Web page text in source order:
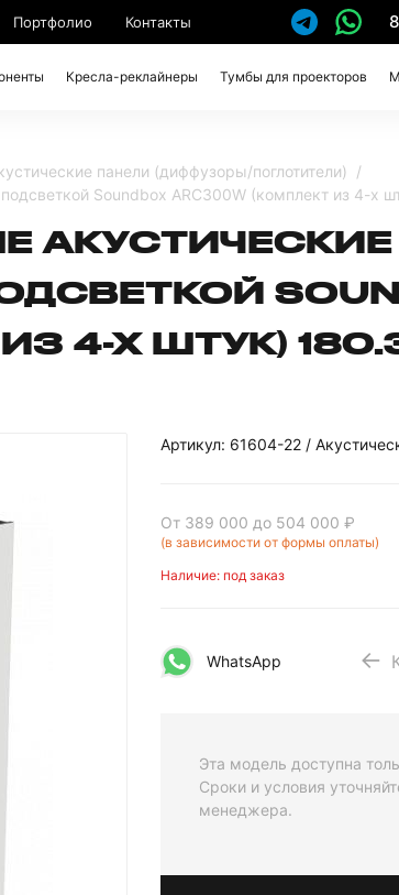
Портфолио Контакты
Кресла-реклайнеры Тумбы для проекторов
панели (диффузоры/поглотители)
Soundbox ARC300W (комплект из 4-х
4-Х ШТУК)
Артикул: 61604-22 /
От 389 000 до 504 000 ₽
(в зависимости от формы оплаты)
Наличие: под заказ
WhatsApp
Эта модель доступна
Сроки и условия
менеджера.